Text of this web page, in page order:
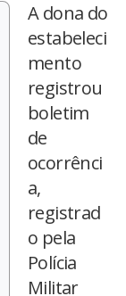
A dona do
estabeleci
mento
registrou
boletim
de
ocorrênci
a,
registrad
o pela
Polícia
Militar